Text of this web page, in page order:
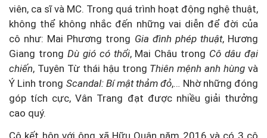
viên, ca sĩ và MC. Trong quá trình hoạt động nghệ thuật,
không thể không nhắc đến những vai diễn để đời của
cô như: Mai Phương trong Gia đình phép thuật, Hương
Giang trong Dù gió có thổi, Mai Châu trong Cô dâu đại
chiến, Tuyên Từ thái hậu trong Thiên mệnh anh hùng và
Ý Linh trong Scandal: Bí mật thảm đỏ,… Nhờ những đóng
góp tích cực, Vân Trang đạt được nhiều giải thưởng
cao quý.
Cô kết hôn với ông xã Hữu Quân năm 2016 và có 3 cô